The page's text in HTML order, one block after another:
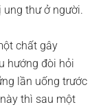
thư ở người.
chất gây
hướng đòi hỏi
lần uống trước
thì sau một